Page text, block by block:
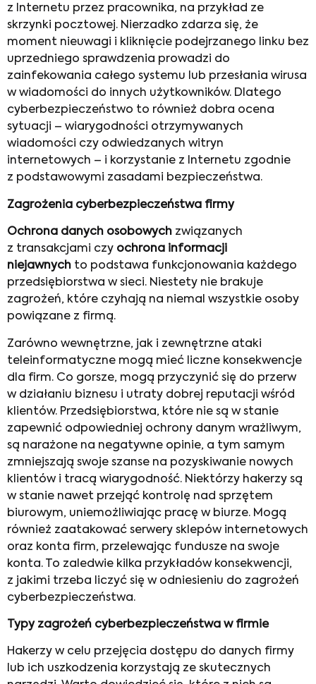
z Internetu przez pracownika, na przykład ze
skrzynki pocztowej. Nierzadko zdarza się, że
moment nieuwagi i kliknięcie podejrzanego linku bez
uprzedniego sprawdzenia prowadzi do
zainfekowania całego systemu lub przesłania wirusa
w wiadomości do innych użytkowników. Dlatego
cyberbezpieczeństwo to również dobra ocena
sytuacji – wiarygodności otrzymywanych
wiadomości czy odwiedzanych witryn
internetowych – i korzystanie z Internetu zgodnie
z podstawowymi zasadami bezpieczeństwa.
Zagrożenia cyberbezpieczeństwa firmy
Ochrona danych osobowych związanych
z transakcjami czy ochrona informacji
niejawnych to podstawa funkcjonowania każdego
przedsiębiorstwa w sieci. Niestety nie brakuje
zagrożeń, które czyhają na niemal wszystkie osoby
powiązane z firmą.
Zarówno wewnętrzne, jak i zewnętrzne ataki
teleinformatyczne mogą mieć liczne konsekwencje
dla firm. Co gorsze, mogą przyczynić się do przerw
w działaniu biznesu i utraty dobrej reputacji wśród
klientów. Przedsiębiorstwa, które nie są w stanie
zapewnić odpowiedniej ochrony danym wrażliwym,
są narażone na negatywne opinie, a tym samym
zmniejszają swoje szanse na pozyskiwanie nowych
klientów i tracą wiarygodność. Niektórzy hakerzy są
w stanie nawet przejąć kontrolę nad sprzętem
biurowym, uniemożliwiając pracę w biurze. Mogą
również zaatakować serwery sklepów internetowych
oraz konta firm, przelewając fundusze na swoje
konta. To zaledwie kilka przykładów konsekwencji,
z jakimi trzeba liczyć się w odniesieniu do zagrożeń
cyberbezpieczeństwa.
Typy zagrożeń cyberbezpieczeństwa w firmie
Hakerzy w celu przejęcia dostępu do danych firmy
lub ich uszkodzenia korzystają ze skutecznych